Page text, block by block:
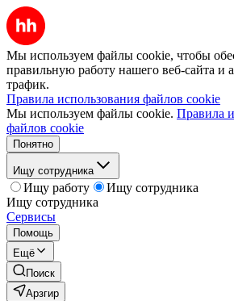
Мы используем файлы cookie, чтобы
правильную работу нашего веб-сайта и
трафик.
Правила использования файлов cookie
Мы используем файлы cookie. Правила
файлов cookie
Понятно
Ищу сотрудника
Ищу работу
Ищу сотрудника
Ищу сотрудника
Сервисы
Помощь
Ещё
Поиск
Арзгир